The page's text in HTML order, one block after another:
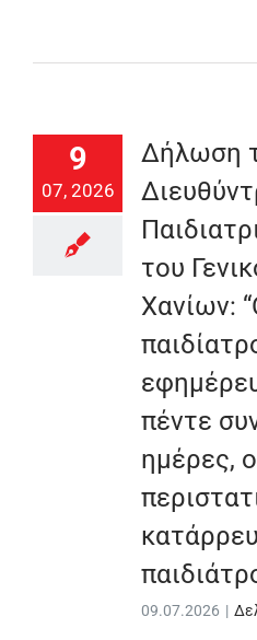
9
07, 2026
Δήλωση
του
Χανίων:
πέντε
ημέρες,
09.07.2026 |